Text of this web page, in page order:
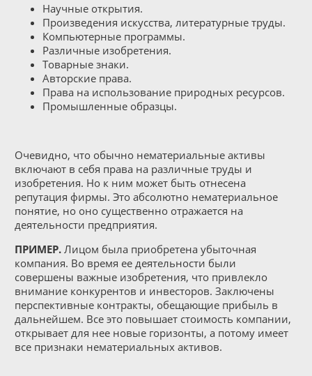
Научные открытия.
Произведения искусства, литературные труды.
Компьютерные программы.
Различные изобретения.
Товарные знаки.
Авторские права.
Права на использование природных ресурсов.
Промышленные образцы.
Очевидно, что обычно нематериальные активы
включают в себя права на различные труды и
изобретения. Но к ним может быть отнесена
репутация фирмы. Это абсолютно нематериальное
понятие, но оно существенно отражается на
деятельности предприятия.
ПРИМЕР.Лицом была приобретена убыточная
компания. Во время ее деятельности были
совершены важные изобретения, что привлекло
внимание конкурентов и инвесторов. Заключены
перспективные контракты, обещающие прибыль в
дальнейшем. Все это повышает стоимость компании,
открывает для нее новые горизонты, а потому имеет
все признаки нематериальных активов.